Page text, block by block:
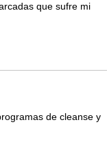
que sufre mi
de cleanse y